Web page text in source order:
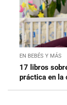
EN BEBÉS Y MÁS
17 libros
práctica en la